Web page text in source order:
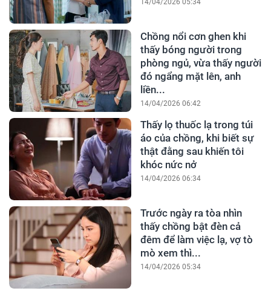
14/04/2026 05:34
Chồng nổi cơn ghen khi
thấy bóng người trong
phòng ngủ, vừa thấy người
đó ngẩng mặt lên, anh
liền...
14/04/2026 06:42
Thấy lọ thuốc lạ trong túi
áo của chồng, khi biết sự
thật đằng sau khiến tôi
khóc nức nở
14/04/2026 06:34
Trước ngày ra tòa nhìn
thấy chồng bật đèn cả
đêm để làm việc lạ, vợ tò
mò xem thì...
14/04/2026 05:34